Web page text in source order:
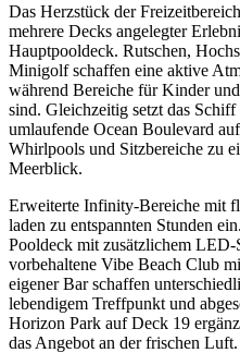
Das Herzstück der
mehrere Decks angelegter
Hauptpooldeck. Rutschen,
Minigolf schaffen eine aktive
während Bereiche für Kinder
sind. Gleichzeitig setzt das
umlaufende Ocean Boulevard
Whirlpools und Sitzbereiche zu
Meerblick.
Erweiterte Infinity-Bereiche mit
laden zu entspannten Stunden
Pooldeck mit zusätzlichem LED-
vorbehaltene Vibe Beach Club
eigener Bar schaffen
lebendigem Treffpunkt und
Horizon Park auf Deck 19
das Angebot an der frischen Luft.